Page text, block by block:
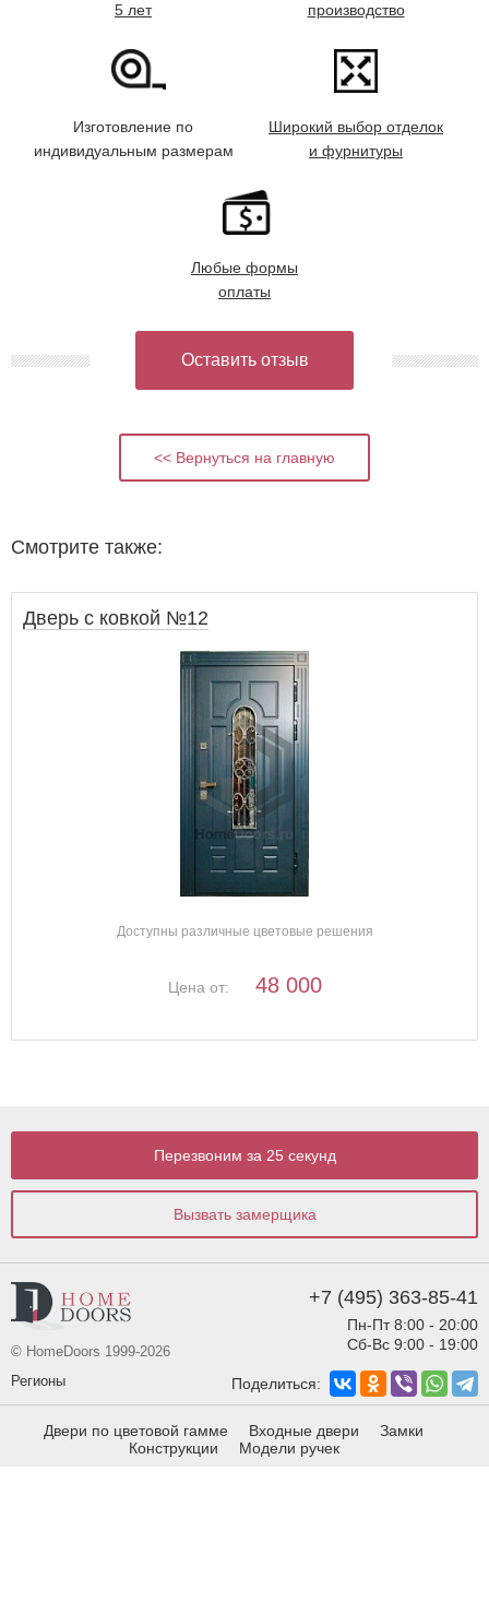
5 лет
производство
Изготовление по
индивидуальным размерам
Широкий выбор отделок
и фурнитуры
Любые формы
оплаты
Оставить отзыв
<< Вернуться на главную
Смотрите также:
Дверь с ковкой №12
Доступны различные цветовые решения
Цена от: 48 000
Перезвоним за 25 секунд
Вызвать замерщика
© HomeDoors 1999-2026
Регионы
Двери по цветовой гамме Входные двери
Замки
Конструкции
Модели ручек
+7 (495) 363-85-41
Пн-Пт 8:00 - 20:00
Сб-Вс 9:00 - 19:00
Поделиться: